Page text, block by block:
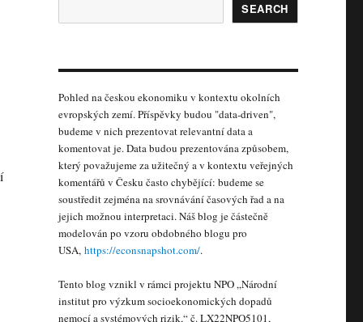
SEARCH
Pohled na českou ekonomiku v kontextu okolních
evropských zemí. Příspěvky budou "data-driven",
budeme v nich prezentovat relevantní data a
komentovat je. Data budou prezentována způsobem,
který považujeme za užitečný a v kontextu veřejných
komentářů v Česku často chybějící: budeme se
soustředit zejména na srovnávání časových řad a na
jejich možnou interpretaci. Náš blog je částečně
modelován po vzoru obdobného blogu pro
USA, https://econsnapshot.com/.
Tento blog vznikl v rámci projektu NPO „Národní
institut pro výzkum socioekonomických dopadů
nemocí a systémových rizik,“ č. LX22NPO5101,